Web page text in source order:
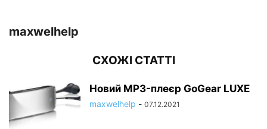
maxwelhelp
СХОЖІ СТАТТІ
Новий MP3-плеєр GoGear LUXE
maxwelhelp - 07.12.2021